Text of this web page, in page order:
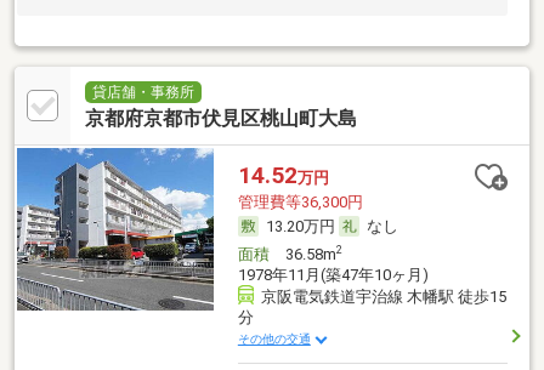
貸店舗・事務所
京都府京都市伏見区桃山町大島
14.52万円
管理費等36,300円
13.20万円
なし
面積36.58m2
1978年11月(築47年10ヶ月)
京阪電気鉄道宇治線 木幡駅 徒歩15
分
その他の交通